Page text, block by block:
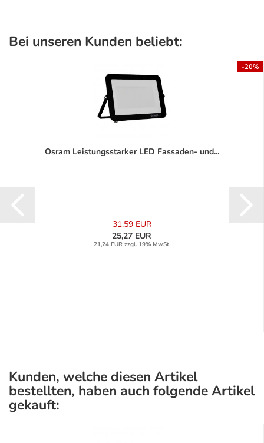
Bei unseren Kunden beliebt:
-20%
Osram Leistungsstarker LED Fassaden- und...
31,59 EUR
25,27 EUR
21,24 EUR zzgl. 19% MwSt.
Kunden, welche diesen Artikel
bestellten, haben auch folgende Artikel
gekauft: